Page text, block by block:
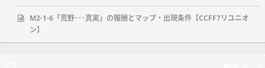
M2-1-6「荒野･･･真実」の報酬とマップ・出現条件【CCFF7リユニオ
ン】